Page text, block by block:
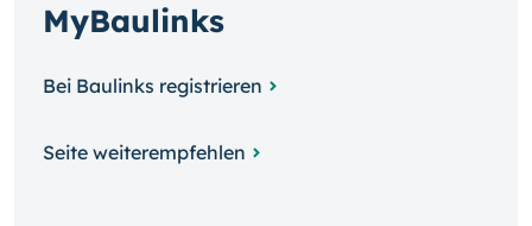
MyBaulinks
Bei Baulinks registrieren
Seite weiterempfehlen